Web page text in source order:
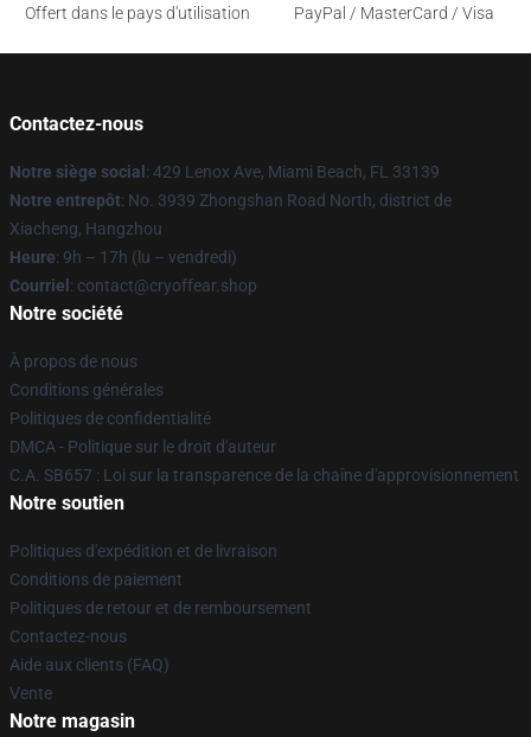
Offert dans le pays d'utilisation
PayPal / MasterCard / Visa
Contactez-nous
Notre siège social : 429 Lenox Ave, Miami Beach, FL 33139
Notre entrepôt: No. 3939 Zhongshan Road North, district de
Xiacheng, Hangzhou
Heure: 9h – 17h (lu – vendredi)
Courriel : contact@cryoffear.shop
Notre société
À propos de nous
Conditions générales
Politiques de confidentialité
DMCA - Politique sur le droit d'auteur
C.A. SB657 : Loi sur la transparence de la chaîne d'approvisionnement
Notre soutien
Politiques d'expédition et de livraison
Conditions de paiement
Politiques de retour et de remboursement
Contactez-nous
Aide aux clients (FAQ)
Vente
Notre magasin